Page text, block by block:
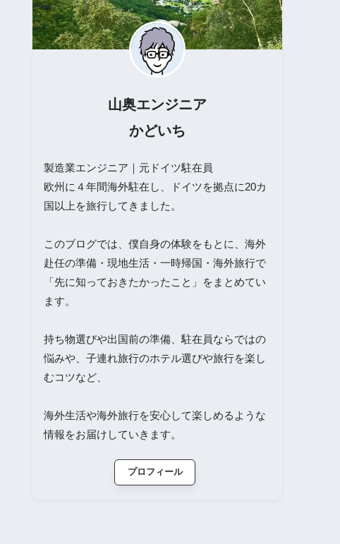
山奥エンジニア
かどいち
製造業エンジニア｜元ドイツ駐在員
欧州に４年間海外駐在し、ドイツを拠点に20カ
国以上を旅行してきました。
このブログでは、僕自身の体験をもとに、海外
赴任の準備・現地生活・一時帰国・海外旅行で
「先に知っておきたかったこと」をまとめてい
ます。
持ち物選びや出国前の準備、駐在員ならではの
悩みや、子連れ旅行のホテル選びや旅行を楽し
むコツなど、
海外生活や海外旅行を安心して楽しめるような
情報をお届けしていきます。
プロフィール